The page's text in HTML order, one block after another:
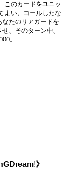
このカードをユニッ
よい。コールしたな
なたのリアガードを
、そのターン中、
。
》